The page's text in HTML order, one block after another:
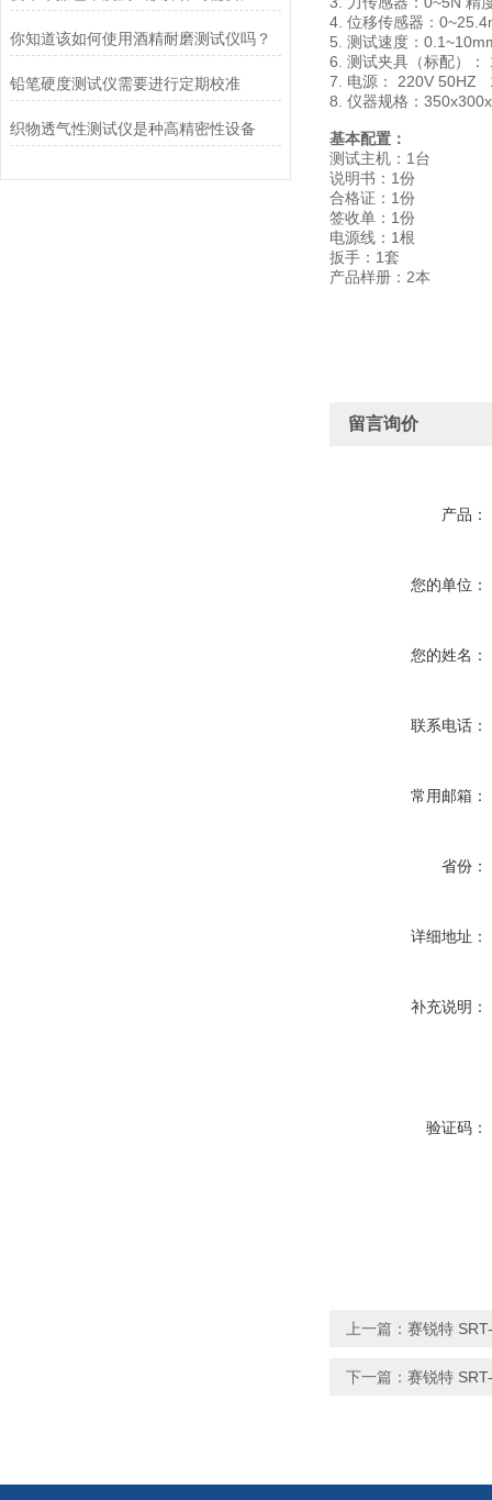
你知道该如何使用酒精耐磨测试仪吗？
铅笔硬度测试仪需要进行定期校准
织物透气性测试仪是种高精密性设备
4. 位移传感器：
5. 测试速度：
6. 测试夹具（标配）：
7. 电源： 220V 50HZ
8. 仪器规格：
基本配置：
测试主机：1台
说明书：1份
合格证：1份
签收单：1份
电源线：1根
扳手：1套
产品样册：2本
留言询价
产品：
您的单位：
您的姓名：
联系电话：
常用邮箱：
省份：
详细地址：
补充说明：
验证码：
上一篇： 赛锐特
下一篇： 赛锐特